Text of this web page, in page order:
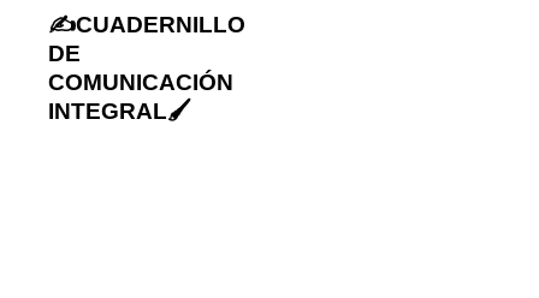
✍️CUADERNILLO
DE
COMUNICACIÓN
INTEGRAL🖌️